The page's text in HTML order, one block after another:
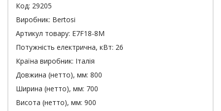
Код: 29205
Виробник: Bertosi
Артикул товару: E7F18-8M
Потужність електрична, кВт: 26
Країна виробник: Італія
Довжина (нетто), мм: 800
Ширина (нетто), мм: 700
Висота (нетто), мм: 900